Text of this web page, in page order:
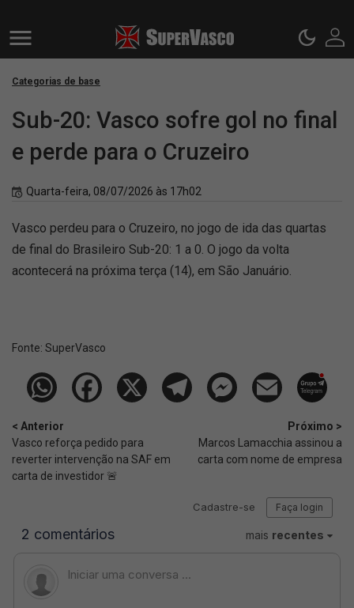
Categorias de base
Sub-20: Vasco sofre gol no final
e perde para o Cruzeiro
Quarta-feira, 08/07/2026 às 17h02
Vasco perdeu para o Cruzeiro, no jogo de ida das quartas
de final do Brasileiro Sub-20: 1 a 0. O jogo da volta
acontecerá na próxima terça (14), em São Januário.
Fonte: SuperVasco‎‎‎‎‎‎
< Anterior
Vasco reforça pedido para
reverter intervenção na SAF em
carta de investidor 🚨
Próximo >
Marcos Lamacchia assinou a
carta com nome de empresa